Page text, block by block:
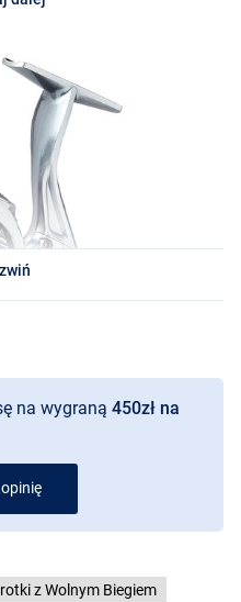
na wygraną 450zł na
z Wolnym Biegiem